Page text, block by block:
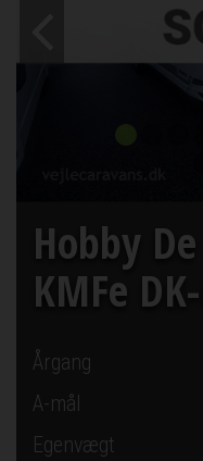
Hobby
KMFe
Årgang
A-mål
Egenvægt